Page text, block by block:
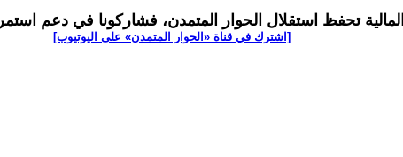
تحفظ استقلال الحوار المتمدن، فشاركونا في دعم
[اشترك في قناة ‫«الحوار المتمدن» على اليوتيوب]